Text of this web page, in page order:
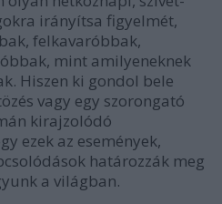
irányítsa figyelmét,
felkavaróbbak,
mint amilyeneknek
Hiszen ki gondol bele
vagy egy szorongató
kirajzolódó
ezek az események,
határozzák meg
a világban.